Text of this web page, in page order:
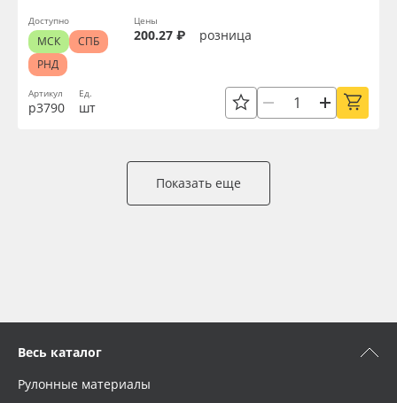
Артикул
р3790
Ед.
шт
Цены
200.27 ₽ розница
Доступно
МСК
СПБ
РНД
Показать еще
Весь каталог
Рулонные материалы